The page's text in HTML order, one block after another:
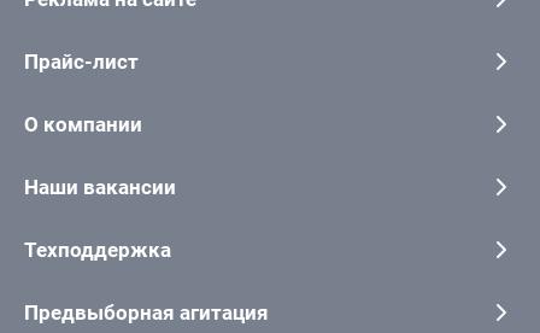
Прайс-лист
О компании
Наши вакансии
Техподдержка
Предвыборная агитация